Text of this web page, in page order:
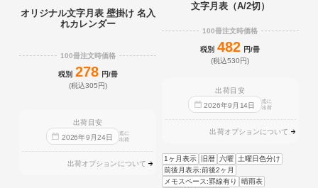
オリジナル文字月表 壁掛け 名入
れカレンダー
100冊注文時価格
税別 278 円/冊
(税込305円)
出荷目安
2026年9 月24日
迄に
出荷
出荷オプションについて
文字月表（A/2切）
100冊注文時価格
税別 482 円/冊
(税込530円)
出荷目安
2026年9 月 14日
迄に
出荷
出荷オプションについて
1ヶ月表示 旧暦 六曜 土曜日色分け
前後月表示:前後2ヶ月
メモスペース:罫線有り
晴雨表